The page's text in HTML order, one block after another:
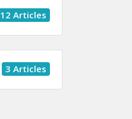
12 Articles
3 Articles